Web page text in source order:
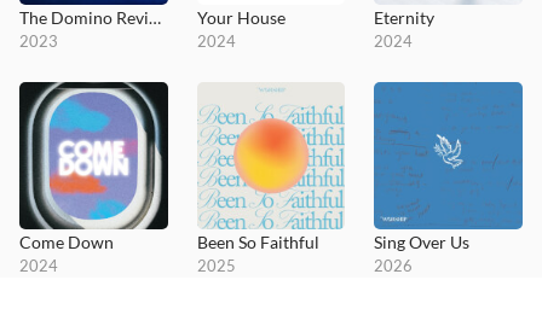
The Domino Revival EP
2023
Your House
2024
Eternity
2024
Come Down
2024
Been So Faithful
2025
Sing Over Us
2026